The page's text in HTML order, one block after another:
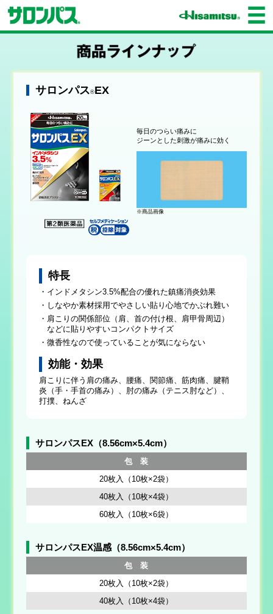
サロンパス®EX
毎日のつらい痛みに
ジーンとした刺激が痛みに効く
※商品画像
特長
・インドメタシン3.5%配合の優れた鎮痛消炎効果
・しなやか素材採用でやさしい貼り心地でかぶれ難い
・肩こりの関係部位（肩、首の付け根、肩甲骨周辺）
などに貼りやすいコンパクトサイズ
・微香性なので使っていることが気にならない
効能・効果
肩こりに伴う肩の痛み、腰痛、関節痛、筋肉痛、腱鞘
炎（手・手首の痛み）、肘の痛み（テニス肘など）、
打撲、ねんざ
サロンパスEX（8.56cm×5.4cm）
包 装
20枚入（10枚×2袋）
40枚入（10枚×4袋）
60枚入（10枚×6袋）
サロンパスEX温感（8.56cm×5.4cm）
包 装
20枚入（10枚×2袋）
40枚入（10枚×4袋）